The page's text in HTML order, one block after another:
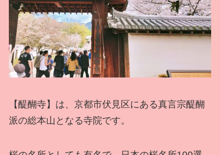
【醍醐寺】は、京都市伏見区にある真言宗醍醐
派の総本山となる寺院です。